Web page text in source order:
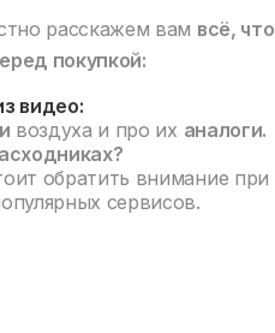
расскажем вам всё, что
покупкой:
видео:
воздуха и про их аналоги.
обратить внимание при
сервисов.